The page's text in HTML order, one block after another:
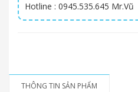
Hotline : 0945.535.645 Mr.Vũ
THÔNG TIN SẢN PHẨM